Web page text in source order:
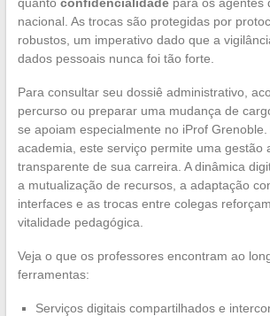
nacional. As trocas são protegidas por
robustos, um imperativo dado que a
dados pessoais nunca foi tão forte.
Para consultar seu dossiê administrativo,
percurso ou preparar uma mudança de
se apoiam especialmente no iProf
academia, este serviço permite uma gestão
transparente de sua carreira. A dinâmica
a mutualização de recursos, a adaptação
interfaces e as trocas entre colegas
vitalidade pedagógica.
Veja o que os professores encontram ao
ferramentas:
Serviços digitais compartilhados e